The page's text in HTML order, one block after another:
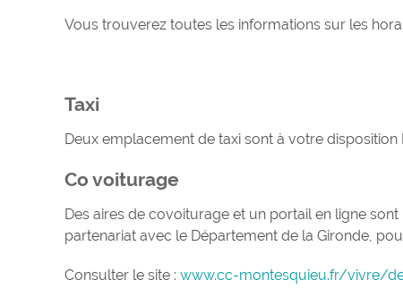
Vous trouverez toutes les informations sur les
Taxi
Deux emplacement de taxi sont à votre disposition
Co voiturage
Des aires de covoiturage et un portail en ligne
partenariat avec le Département de la Gironde,
Consulter le site : www.cc-montesquieu.fr/vivre/